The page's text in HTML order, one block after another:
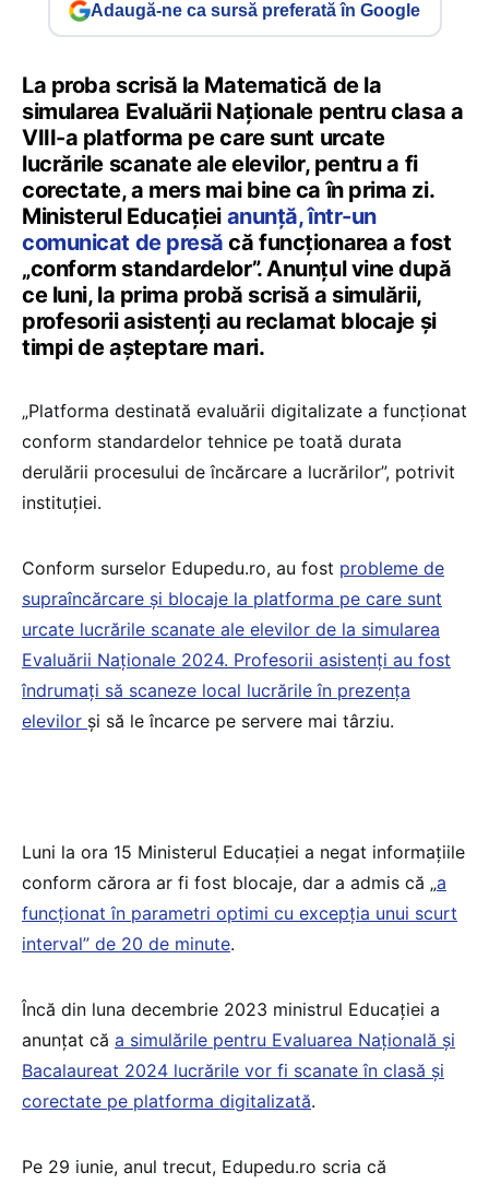
Adaugă-ne ca sursă preferată în Google
La proba scrisă la Matematică de la
simularea Evaluării Naționale pentru clasa a
VIII-a platforma pe care sunt urcate
lucrările scanate ale elevilor, pentru a fi
corectate, a mers mai bine ca în prima zi.
Ministerul Educației anunță, într-un
comunicat de presăcă funcționarea a fost
„conform standardelor”. Anunțul vine după
ce luni, la prima probă scrisă a simulării,
profesorii asistenți au reclamat blocaje și
timpi de așteptare mari.
„Platforma destinată evaluării digitalizate a funcționat
conform standardelor tehnice pe toată durata
derulării procesului de încărcare a lucrărilor”, potrivit
instituției.
Conform surselor Edupedu.ro, au fost probleme de
supraîncărcare și blocaje la platforma pe care sunt
urcate lucrările scanate ale elevilor de la simularea
Evaluării Naționale 2024. Profesorii asistenți au fost
îndrumați să scaneze local lucrările în prezența
elevilor și să le încarce pe servere mai târziu.
Luni la ora 15 Ministerul Educației a negat informațiile
conform cărora ar fi fost blocaje, dar a admis că „a
funcționat în parametri optimi cu excepția unui scurt
interval” de 20 de minute.
Încă din luna decembrie 2023 ministrul Educației a
anunțat că a simulările pentru Evaluarea Națională și
Bacalaureat 2024 lucrările vor fi scanate în clasă și
corectate pe platforma digitalizată.
Pe 29 iunie, anul trecut, Edupedu.ro scria că